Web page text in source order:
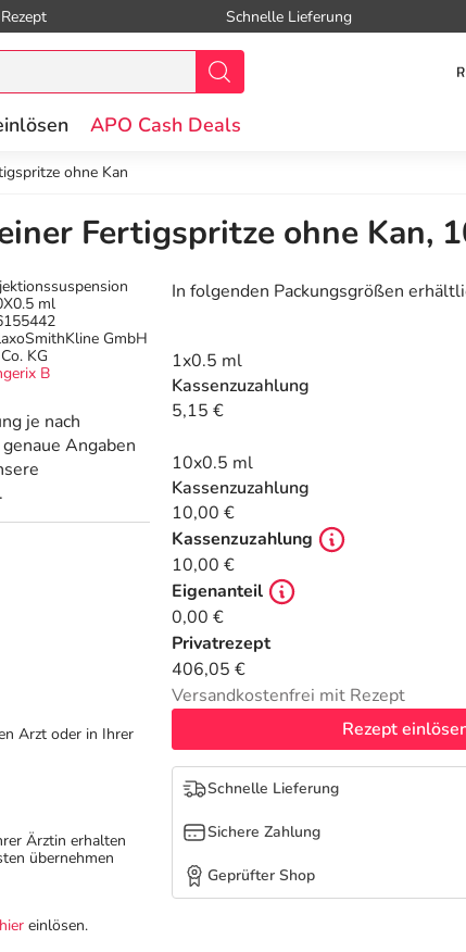
Schnelle Lieferung
APO Cash Deals
ohne Kan
Fertigspritze ohne Kan,
ml
GmbH
KG
B
je nach
Angaben
In folgenden Packungsgrößen
1x0.5 ml
Kassenzuzahlung
5,15 €
10x0.5 ml
Kassenzuzahlung
10,00 €
Kassenzuzahlung
10,00 €
Eigenanteil
0,00 €
Privatrezept
406,05 €
Versandkostenfrei mit Rezept
Rezept
Schnelle Lieferung
Sichere Zahlung
Geprüfter Shop
Arzt oder in Ihrer
Ärztin erhalten
übernehmen
hier einlösen.